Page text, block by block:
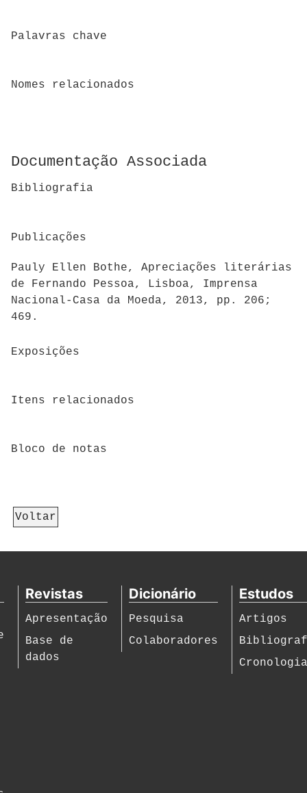
Palavras chave
Nomes relacionados
Documentação Associada
Bibliografia
Publicações
Pauly Ellen Bothe, Apreciações literárias
de Fernando Pessoa, Lisboa, Imprensa
Nacional-Casa da Moeda, 2013, pp. 206;
469.
Exposições
Itens relacionados
Bloco de notas
Voltar
Revistas
Apresentação
Base de
dados
Dicionário
Pesquisa
Colaboradores
Estudos
Artigos